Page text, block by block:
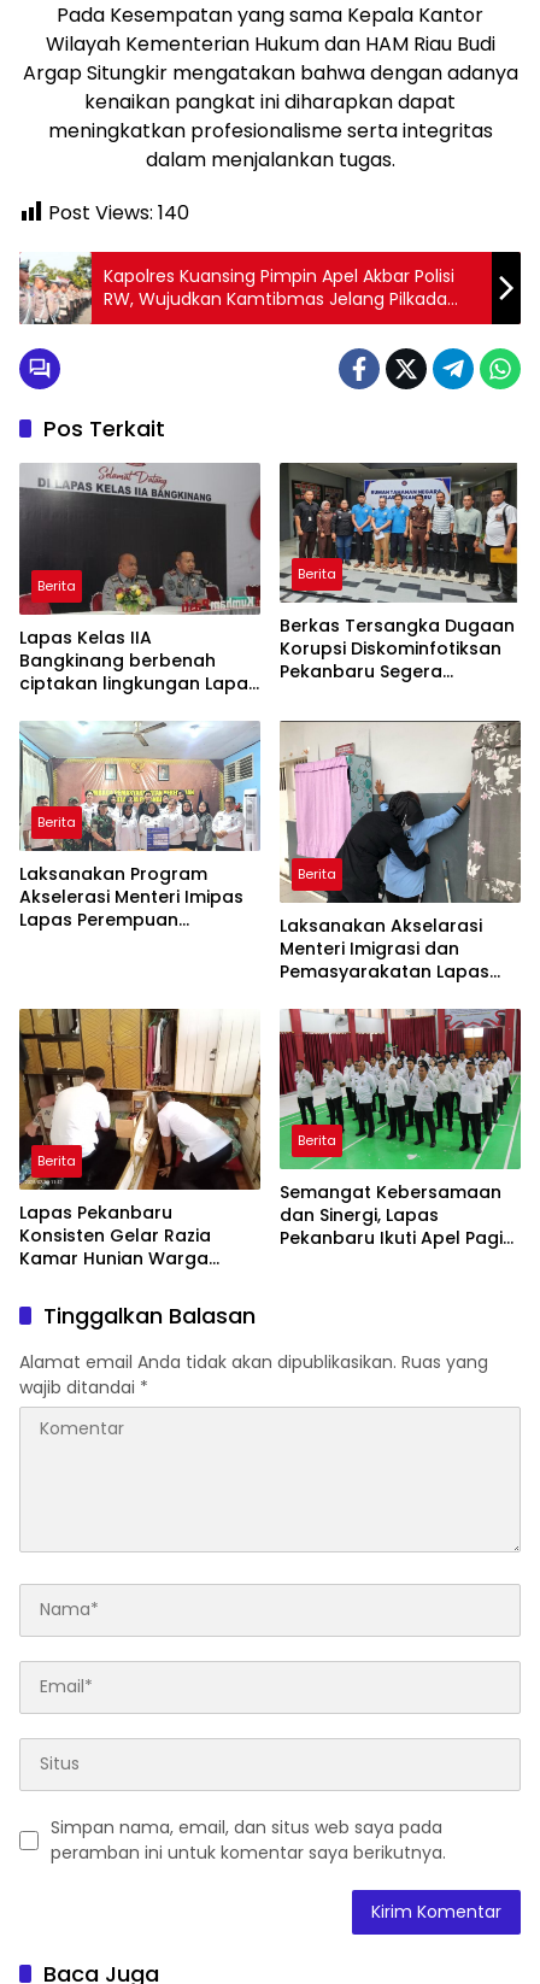
Pada Kesempatan yang sama Kepala Kantor
Wilayah Kementerian Hukum dan HAM Riau Budi
Argap Situngkir mengatakan bahwa dengan adanya
kenaikan pangkat ini diharapkan dapat
meningkatkan profesionalisme serta integritas
dalam menjalankan tugas.
Post Views: 140
Kapolres Kuansing Pimpin Apel Akbar Polisi
RW, Wujudkan Kamtibmas Jelang Pilkada
2024
Pos Terkait
Berita
Lapas Kelas IIA
Bangkinang berbenah
ciptakan lingkungan Lapas
serta memberantas
Handphone, pungutan liar
dan narkoba (Halinar).
Berita
Berkas Tersangka Dugaan
Korupsi Diskominfotiksan
Pekanbaru Segera
Berita
Laksanakan Program
Akselerasi Menteri Imipas
Lapas Perempuan
Berita
Laksanakan Akselarasi
Menteri Imigrasi dan
Pemasyarakatan Lapas
Geledah Lagi Kamar
Hunian
Berita
Lapas Pekanbaru
Konsisten Gelar Razia
Kamar Hunian Warga
Konkret Berantas
Perederan Narkoba dan
Modus Penipuan
Berita
Semangat Kebersamaan
dan Sinergi, Lapas
Pekanbaru Ikuti Apel Pagi
Tinggalkan Balasan
Alamat email Anda tidak akan dipublikasikan. Ruas yang
wajib ditandai *
Simpan nama, email, dan situs web saya pada
peramban ini untuk komentar saya berikutnya.
Baca Juga